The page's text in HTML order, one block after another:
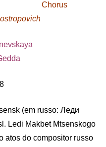
Chorus
(em russo: Леди
Ledi Makbet Mtsenskogo
atos do compositor russo